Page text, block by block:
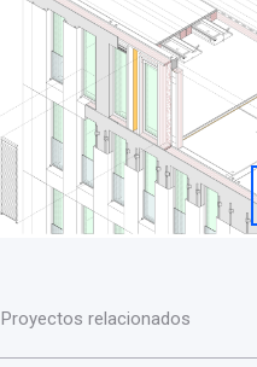
Proyectos relacionados